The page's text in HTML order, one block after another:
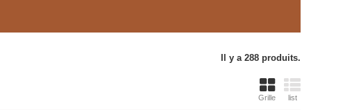
Il y a 288 produits.
Grille list